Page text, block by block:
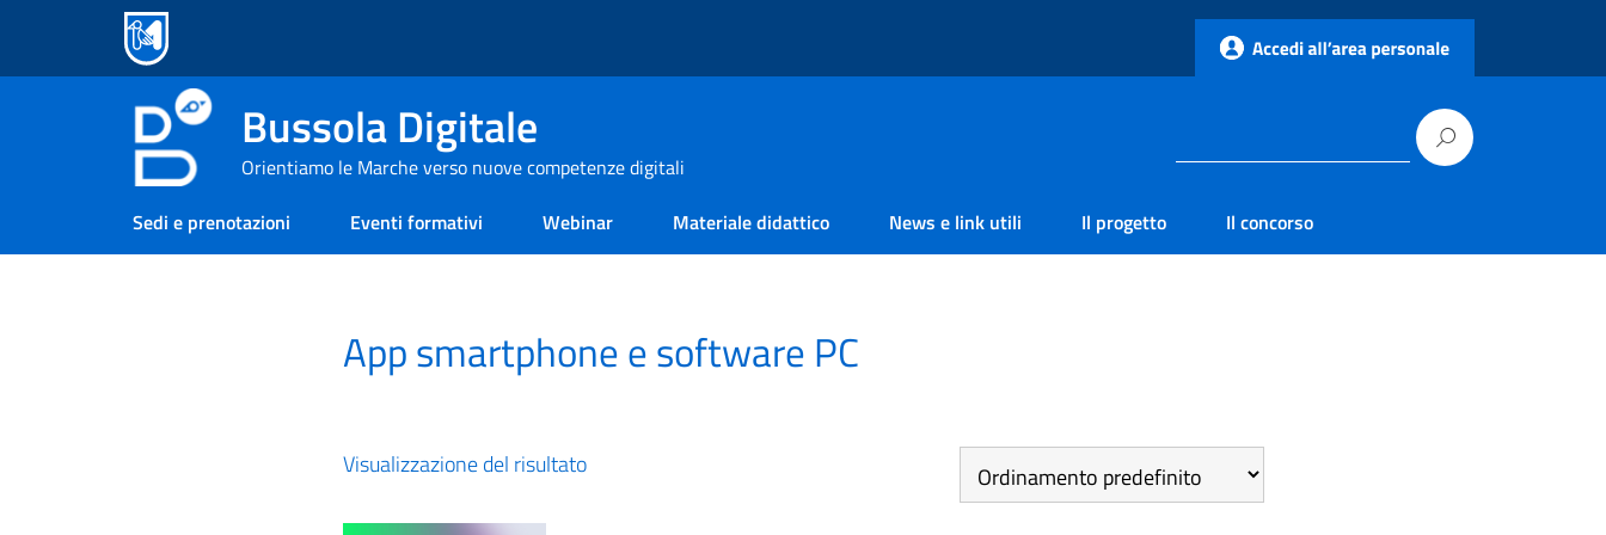
Bussola Digitale
Orientiamo le Marche verso nuove competenze digitali
Sedi e prenotazioni
Eventi formativi Webinar Materiale didattico News e link utili Il progetto Il concorso
App smartphone e software PC
Visualizzazione del risultato